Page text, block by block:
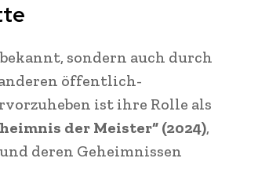
sondern auch durch
öffentlich-
ist ihre Rolle als
der Meister“ (2024),
deren Geheimnissen